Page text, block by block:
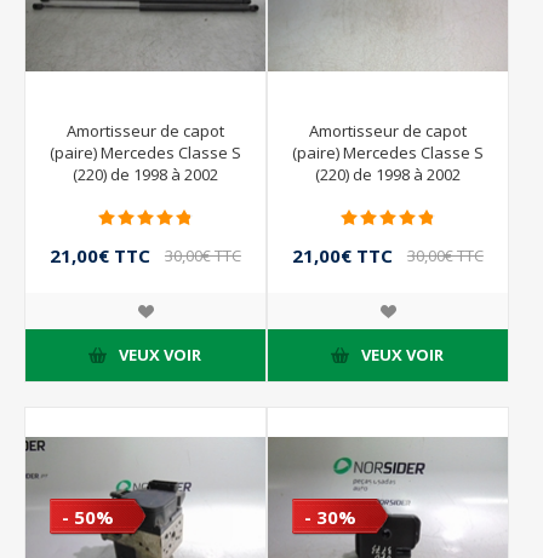
Amortisseur de capot
(paire) Mercedes Classe S
(220) de 1998 à 2002
21,00€ TTC 30,00€ TTC
VEUX VOIR
Amortisseur de capot
(paire) Mercedes Classe S
(220) de 1998 à 2002
21,00€ TTC 30,00€ TTC
VEUX VOIR
- 50% - 30%